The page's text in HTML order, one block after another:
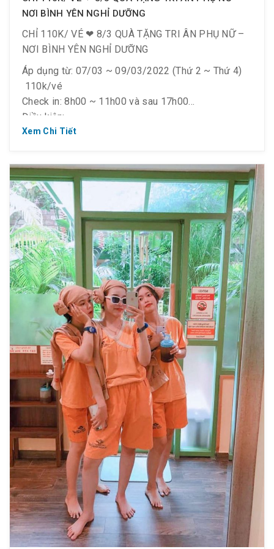
NƠI BÌNH YÊN NGHỈ DƯỠNG
CHỈ 110K/ VÉ ❤ 8/3 QUÀ TẶNG TRI ÂN PHỤ NỮ –
NƠI BÌNH YÊN NGHỈ DƯỠNG
Áp dụng từ: 07/03 ~ 09/03/2022 (Thứ 2 ~ Thứ 4)
️ 110k/vé
Check in: 8h00 ~ 11h00 và sau 17h00
Điều kiện:
– Dành cho tất cả khách hàng NỮ trên 1.2m, từ 18
– Đem theo CMND/ CCCD/ thẻ có hình để chứng
thực độ tuổi
– Like & Follow Fanpage & Share bài viết công khai
Xem Chi Tiết